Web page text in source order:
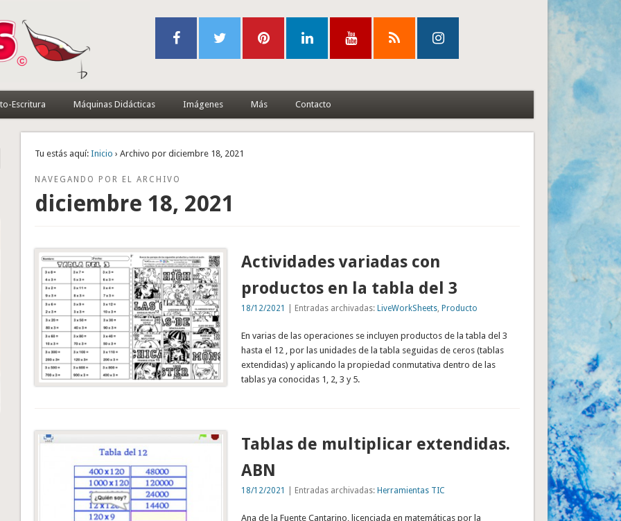
Escritura Máquinas Didácticas Imágenes Más Contacto
Tu estás aquí: Inicio › Archivo por diciembre 18, 2021
NAVEGANDO POR EL ARCHIVO
diciembre 18, 2021
Actividades variadas con
productos en la tabla del 3
18/12/2021 | Entradas archivadas: LiveWorkSheets, Producto
En varias de las operaciones se incluyen productos de la tabla del 3
hasta el 12 , por las unidades de la tabla seguidas de ceros (tablas
extendidas) y aplicando la propiedad conmutativa dentro de las
tablas ya conocidas 1, 2, 3 y 5.
Tablas de multiplicar extendidas.
ABN
18/12/2021 | Entradas archivadas: Herramientas TIC
Ana de la Fuente Cantarino, licenciada en matemáticas por la